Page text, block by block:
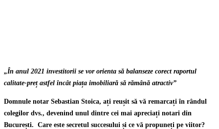
„În anul 2021 investitorii se vor orienta să balanseze corect raportul
calitate-preț astfel încât piața imobiliară să rămână atractiv”
Domnule notar Sebastian Stoica, ați reușit să vă remarcați în rândul
colegilor dvs., devenind unul dintre cei mai apreciați notari din
București. Care este secretul succesului și ce vă propuneți pe viitor?